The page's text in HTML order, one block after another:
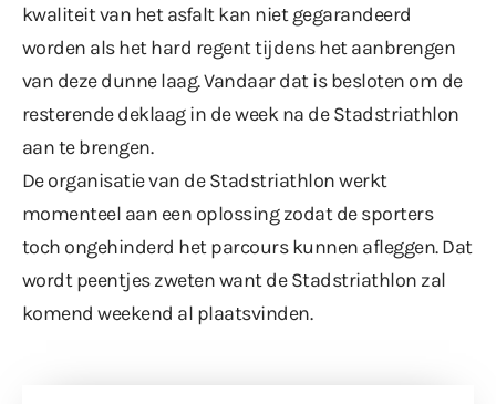
kwaliteit van het asfalt kan niet gegarandeerd
worden als het hard regent tijdens het aanbrengen
van deze dunne laag. Vandaar dat is besloten om de
resterende deklaag in de week na de Stadstriathlon
aan te brengen.
De organisatie van de Stadstriathlon werkt
momenteel aan een oplossing zodat de sporters
toch ongehinderd het parcours kunnen afleggen. Dat
wordt peentjes zweten want de Stadstriathlon zal
komend weekend al plaatsvinden.